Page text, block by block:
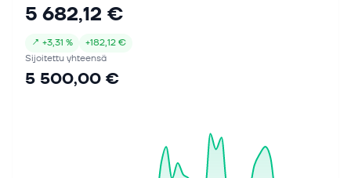
5 682,12 €
↗ +3,31 % +182,12 €
Sijoitettu yhteensä
5 500,00 €